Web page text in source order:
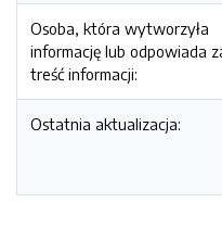
Osoba, która wytworzyła
informację lub odpowiada
treść informacji:
Ostatnia aktualizacja: